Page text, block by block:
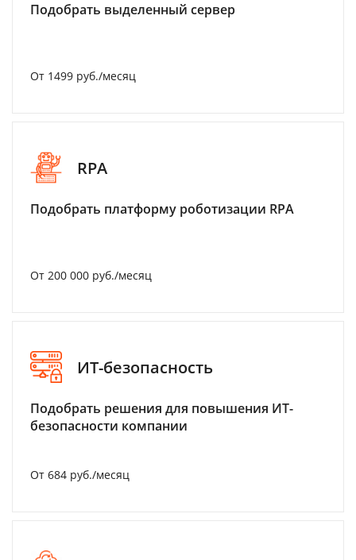
Подобрать выделенный сервер
От 1499 руб./месяц
RPA
Подобрать платформу роботизации RPA
От 200 000 руб./месяц
ИТ-безопасность
Подобрать решения для повышения ИТ-
безопасности компании
От 684 руб./месяц